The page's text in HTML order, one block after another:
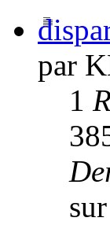
par
1